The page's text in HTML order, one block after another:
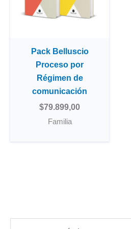
Pack Belluscio
Proceso por
Régimen de
comunicación
$79.899,00
Familia